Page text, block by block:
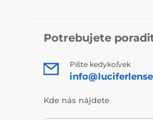
Potrebujete
Píšte kedykoľvek
Kde nás nájdete